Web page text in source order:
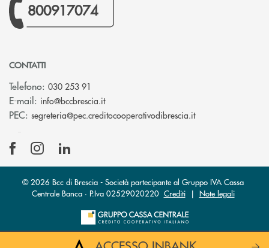
800917074
CONTATTI
Telefono: 030 253 91
E-mail: info@bccbrescia.it(si apre l’app di posta elettronica)
PEC: segreteria@pec.creditocooperativodibrescia.it(si apre l’app di
© 2026 Bcc di Brescia - Società partecipante al Gruppo IVA Cassa
Centrale Banca · P.Iva 02529020220 Crediti| Note legali